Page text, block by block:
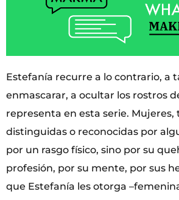
Estefanía recurre a lo contrario, a
enmascarar, a ocultar los rostros
representa en esta serie. Mujeres,
distinguidas o reconocidas por
por un rasgo físico, sino por su
profesión, por su mente, por sus
que Estefanía les otorga